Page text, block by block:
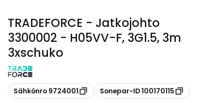
TRADEFORCE - Jatkojohto
3300002 - H05VV-F, 3G1.5, 3m
3xschuko
Kopioi
Sähkönro 9724001 Kopioi
Sonepar-ID 100170115